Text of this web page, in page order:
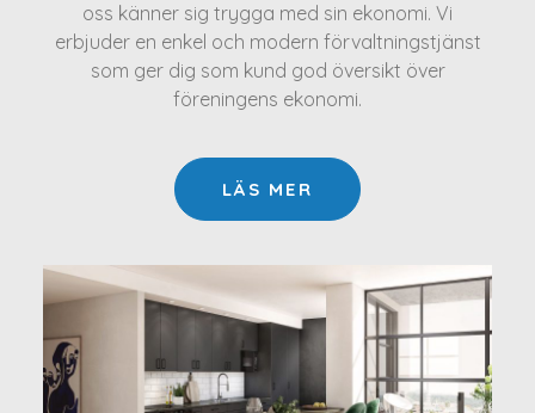
oss känner sig trygga med sin ekonomi. Vi
erbjuder en enkel och modern förvaltningstjänst
som ger dig som kund god översikt över
föreningens ekonomi.
LÄS MER